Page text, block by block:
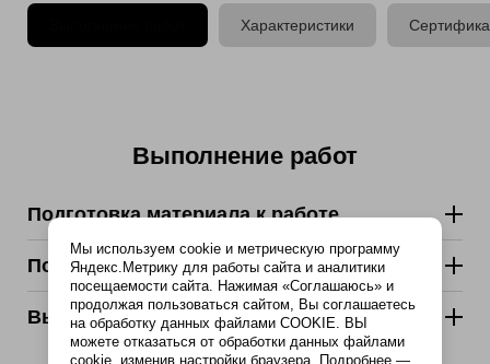
Характеристики
Выполнение работ
Подготовка материала к работе
Подготовка поверхности:
Выполнение работ и расход материала
Мы используем cookie и метрическую программу
Яндекс.Метрику для работы сайта и аналитики
посещаемости сайта. Нажимая «Соглашаюсь» и
продолжая пользоваться сайтом, Вы соглашаетесь
на обработку данных файлами COOKIE. ВЫ
можете отказаться от обработки данных файлами
cookie, изменив настройки браузера. Подробнее —